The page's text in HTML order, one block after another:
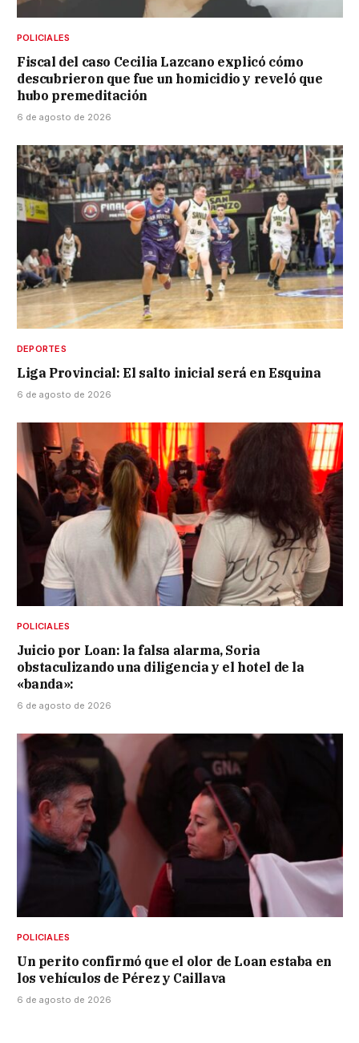
POLICIALES
Fiscal del caso Cecilia Lazcano explicó cómo
descubrieron que fue un homicidio y reveló que
hubo premeditación
6 de agosto de 2026
DEPORTES
Liga Provincial: El salto inicial será en Esquina
6 de agosto de 2026
POLICIALES
Juicio por Loan: la falsa alarma, Soria
obstaculizando una diligencia y el hotel de la
«banda»:
6 de agosto de 2026
POLICIALES
Un perito confirmó que el olor de Loan estaba en
los vehículos de Pérez y Caillava
6 de agosto de 2026